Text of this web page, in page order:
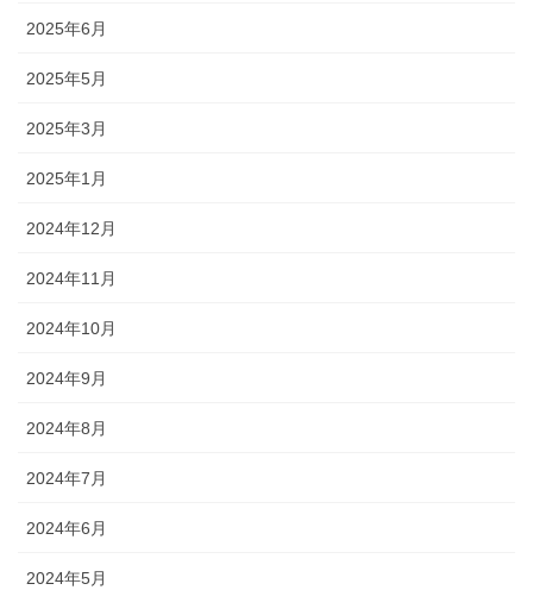
2025年6月
2025年5月
2025年3月
2025年1月
2024年12月
2024年11月
2024年10月
2024年9月
2024年8月
2024年7月
2024年6月
2024年5月